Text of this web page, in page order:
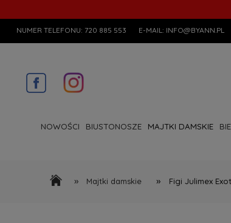
NUMER TELEFONU: 720 885 553 E-MAIL: INFO@BYANN.PL
NOWOŚCI BIUSTONOSZE MAJTKI DAMSKIE
» Majtki damskie » Figi Julimex